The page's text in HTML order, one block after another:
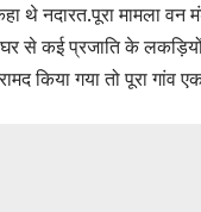
थे नदारत.पूरा मामला
से कई प्रजाति के
किया गया तो पूरा गांव